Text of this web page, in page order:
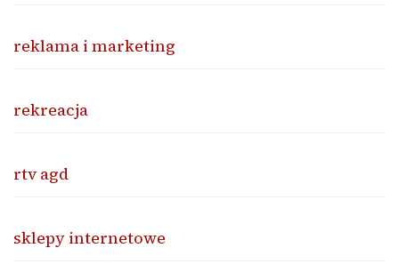
reklama i marketing
rekreacja
rtv agd
sklepy internetowe